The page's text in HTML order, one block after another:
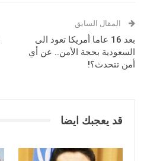
المقال السابق
بعد 16 عاما أمريكا تعود الى
السعودية بحجة الأمن.. عن أي
أمن تتحدث؟!
قد يعجبك ايضا